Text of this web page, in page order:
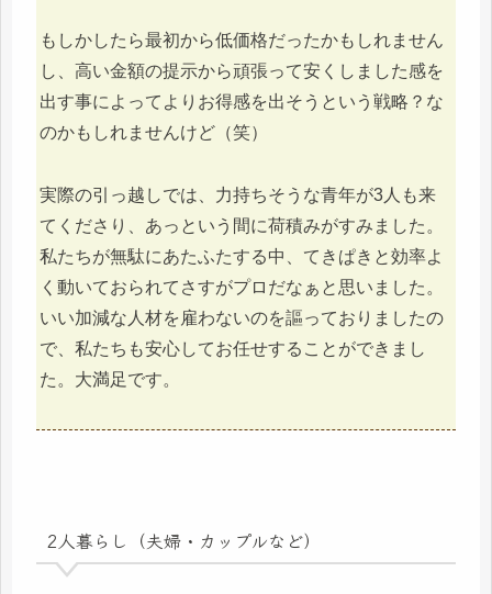
もしかしたら最初から低価格だったかもしれません
し、高い金額の提示から頑張って安くしました感を
出す事によってよりお得感を出そうという戦略？な
のかもしれませんけど（笑）
実際の引っ越しでは、力持ちそうな青年が3人も来
てくださり、あっという間に荷積みがすみました。
私たちが無駄にあたふたする中、てきぱきと効率よ
く動いておられてさすがプロだなぁと思いました。
いい加減な人材を雇わないのを謳っておりましたの
で、私たちも安心してお任せすることができまし
た。大満足です。
2人暮らし（夫婦・カップルなど）